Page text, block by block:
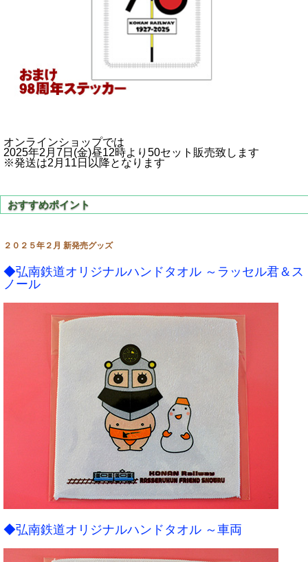
オンラインショップでは
2025年2月7日(金)昼12時より50セット販売致します
※発送は2月11日以降となります
２０２５年２月 新発売グッズ
◆弘南鉄道オリジナルハンドタオル ～ラッセル君＆ス
ノール
◆弘南鉄道オリジナルハンドタオル ～車両